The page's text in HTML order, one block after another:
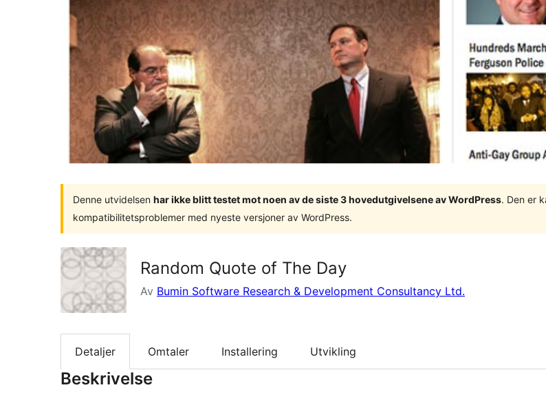
Denne utvidelsen har ikke blitt testet mot noen av de siste 3 hovedutgivelsene av WordPress. Den er
kompatibilitetsproblemer med nyeste versjoner av WordPress.
Random Quote of The Day
Av Bumin Software Research & Development Consultancy Ltd.
Detaljer Omtaler Installering Utvikling
Beskrivelse